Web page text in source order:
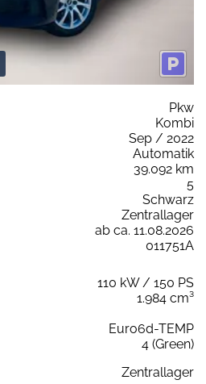
Pkw
Kombi
Sep / 2022
Automatik
39.092 km
5
Schwarz
Zentrallager
ab ca. 11.08.2026
011751A
110 kW / 150 PS
1.984 cm³
Euro6d-TEMP
4 (Green)
Zentrallager